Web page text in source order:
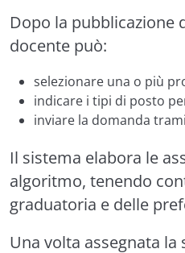
Dopo la pubblicazione
docente può:
selezionare una o più
indicare i tipi di posto
inviare la domanda
Il sistema elabora le
algoritmo, tenendo
graduatoria e delle
Una volta assegnata la